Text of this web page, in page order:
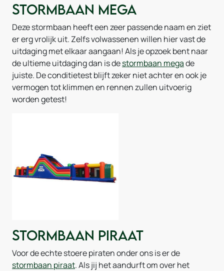
Stormbaan Mega
Deze stormbaan heeft een zeer passende naam en ziet
er erg vrolijk uit. Zelfs volwassenen willen hier vast de
uitdaging met elkaar aangaan! Als je opzoek bent naar
de ultieme uitdaging dan is destormbaan megade
juiste. De conditietest blijft zeker niet achter en ook je
vermogen tot klimmen en rennen zullen uitvoerig
worden getest!
Stormbaan Piraat
Voor de echte stoere piraten onder ons is er de
stormbaan piraat. Als jij het aandurft om over het